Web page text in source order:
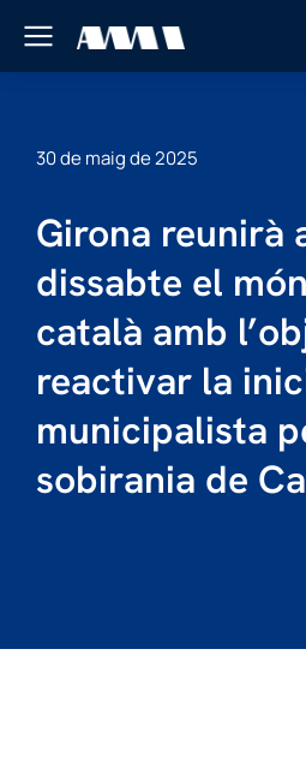
30 de maig de 2025
Girona reunirà
dissabte el
català amb
reactivar la
municipalista
sobirania de